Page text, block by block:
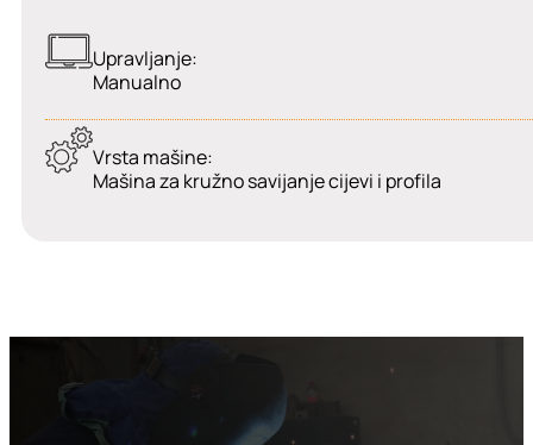
Upravljanje:
Manualno
Vrsta mašine:
Mašina za kružno savijanje cijevi i profila